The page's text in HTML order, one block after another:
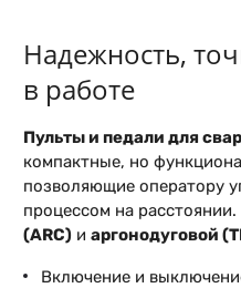
Надежность,
в работе
Пульты и педали для
компактные, но
позволяющие оператору
процессом на
(ARC) и аргонодуговой
Включение и